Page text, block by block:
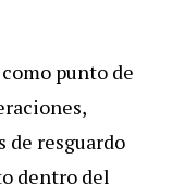
punto de
de resguardo
dentro del